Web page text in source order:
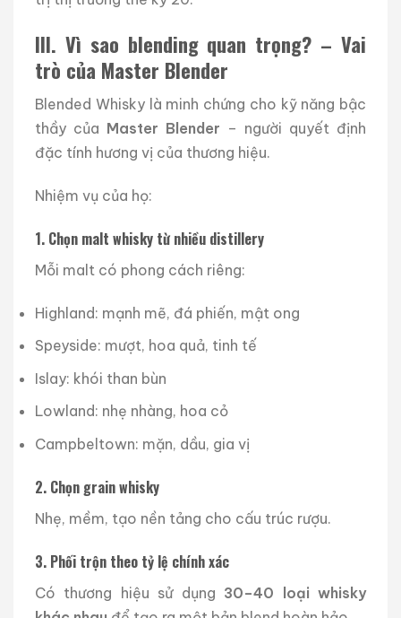
III. Vì sao blending quan trọng? – Vai
trò của Master Blender
Blended Whisky là minh chứng cho kỹ năng bậc
thầy của Master Blender – người quyết định
đặc tính hương vị của thương hiệu.
Nhiệm vụ của họ:
1. Chọn malt whisky từ nhiều distillery
Mỗi malt có phong cách riêng:
Highland: mạnh mẽ, đá phiến, mật ong
Speyside: mượt, hoa quả, tinh tế
Islay: khói than bùn
Lowland: nhẹ nhàng, hoa cỏ
Campbeltown: mặn, dầu, gia vị
2. Chọn grain whisky
Nhẹ, mềm, tạo nền tảng cho cấu trúc rượu.
3. Phối trộn theo tỷ lệ chính xác
Có thương hiệu sử dụng 30–40 loại whisky